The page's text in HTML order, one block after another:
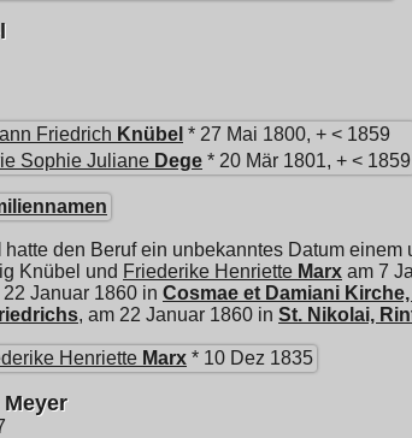
Friedrich Knübel * 27 Mai 1800, + < 1859
Sophie Juliane Dege * 20 Mär 1801, + < 1859
hatte den Beruf ein unbekanntes Datum
Knübel und Friederike Henriette Marx am 7
Januar 1860 in Cosmae et Damiani
, am 22 Januar 1860 in St. Nikolai,
Henriette Marx * 10 Dez 1835